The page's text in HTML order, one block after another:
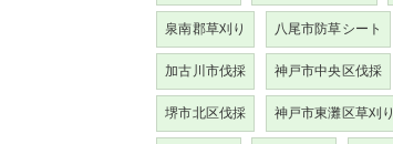
泉南郡草刈り 八尾市防草シート
加古川市伐採 神戸市中央区伐採
堺市北区伐採 神戸市東灘区草刈り